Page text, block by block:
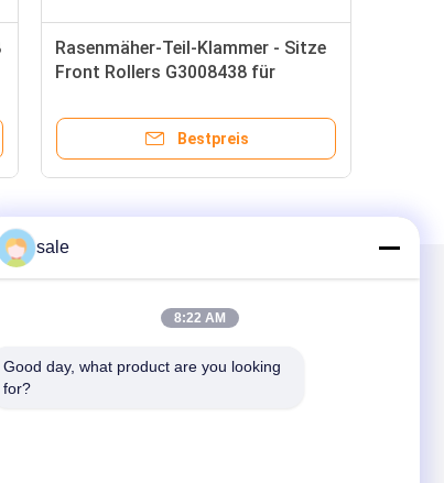
Rasenmäher-Teil-Klammer - Sitze
Front Rollers G3008438 für
Bestpreis
sale
8:22 AM
Good day, what product are you looking
for?